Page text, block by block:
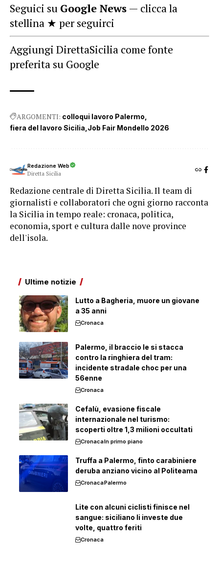
Seguici su Google News — clicca la
stellina ★ per seguirci
Aggiungi DirettaSicilia come fonte
preferita su Google
ARGOMENTI: colloqui lavoro Palermo
fiera del lavoro Sicilia Job Fair Mondello 2026
Redazione Web
Diretta Sicilia
Redazione centrale di Diretta Sicilia. Il team di
giornalisti e collaboratori che ogni giorno racconta
la Sicilia in tempo reale: cronaca, politica,
economia, sport e cultura dalle nove province
dell'isola.
Ultime notizie
Lutto a Bagheria, muore un giovane
a 35 anni
Cronaca
Palermo, il braccio le si stacca
contro la ringhiera del tram:
incidente stradale choc per una
56enne
Cronaca
Cefalù, evasione fiscale
internazionale nel turismo:
scoperti oltre 1,3 milioni occultati
CronacaIn primo piano
Truffa a Palermo, finto carabiniere
deruba anziano vicino al Politeama
CronacaPalermo
Lite con alcuni ciclisti finisce nel
sangue: siciliano li investe due
volte, quattro feriti
Cronaca